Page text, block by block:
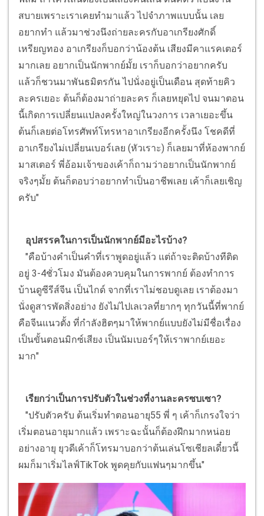
สบายเพราะเราเคยทำมาแล้ว ไปจำภาพแบบนั้น เลย
อยากทำ แล้วมาช่วงนึงถ่ายละครกับอาเกรียงศักดิ์
เหรียญทอง อาเกรียงก็บอกว่าน้องต้น เสียงมีคาแรคเตอร์
มากเลย อยากเป็นนักพากย์มั้ย เราก็บอกว่าอยากครับ
แล้วก็ชวนมาพันธมิตรกัน ไปนั่งอยู่เป็นเดือน สุดท้ายคิว
ละครเยอะ ต้นก็ต้องมาถ่ายละคร ก็เลยหยุดไป จนมาตอน
นี้เกิดการเปลี่ยนแปลงครั้งใหญ่ในวงการ เวลาเยอะขึ้น
ต้นก็เลยต่อโทรศัพท์โทรหาอาเกรียงอีกครั้งนึง โชคดีที่
อาเกรียงไม่เปลี่ยนเบอร์เลย (หัวเราะ) ก็เลยมาที่ห้องพากย์
มาสเตอร์ พี่อ้อมเจ้าของเค้าก็ถามว่าอยากเป็นนักพากย์
จริงๆมั้ย ต้นก็ตอบว่าอยากทำเป็นอาชีพเลย เค้าก็เลยเชิญ
ครับ"
อุปสรรคในการเป็นนักพากย์มีอะไรบ้าง?
"คือบ้างคำเป็นคำที่เราพูดอยู่แล้ว แต่ถ้าจะติดบ้างทีติด
อยู่ 3-4ชั่วโมง มันต้องควบคุมในการพากย์ ต้องทำการ
บ้านดูซีรีส์จีน เป็นไกด์ จากที่เราไม่ชอบดูเลย เราต้องมา
นั่งดูสารพัดสิ่งอย่าง ยังไม่ไปเลเวลที่ยากๆ ทุกวันนี้ที่พากย์
คือจีนแนวตั้ง ที่กำลังฮิตๆมาให้พากย์แบบยังไม่มีชื่อเรื่อง
เป็นขั้นตอนมิกซ์เสียง เป็นนัมเบอร์ๆให้เราพากย์เยอะ
มาก"
เรียกว่าเป็นการปรับตัวในช่วงที่งานละครซบเซา?
"ปรับตัวครับ ต้นเริ่มทำตอนอายุ55 พี่ ๆ เค้าก็เกรงใจว่า
เริ่มตอนอายุมากแล้ว เพราะฉะนั้นก็ต้องฝึกมากหน่อย
อย่างอายุ ยุวดีเค้าก็โทรมาบอกว่าต้นเล่นโซเชียลเดี๋ยวนี้
ผมก็มาเริ่มไลฟ์TikTok พูดคุยกับแฟนๆมากขึ้น"